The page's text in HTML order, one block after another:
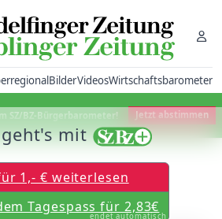
BilderVideosWirtschaftsbarometer
SZ/BZ-Bürgerbarometer! Jetzt abstimmen
mit
1,- € weiterlesen
Tagespass für 2,83€
endet automatisch